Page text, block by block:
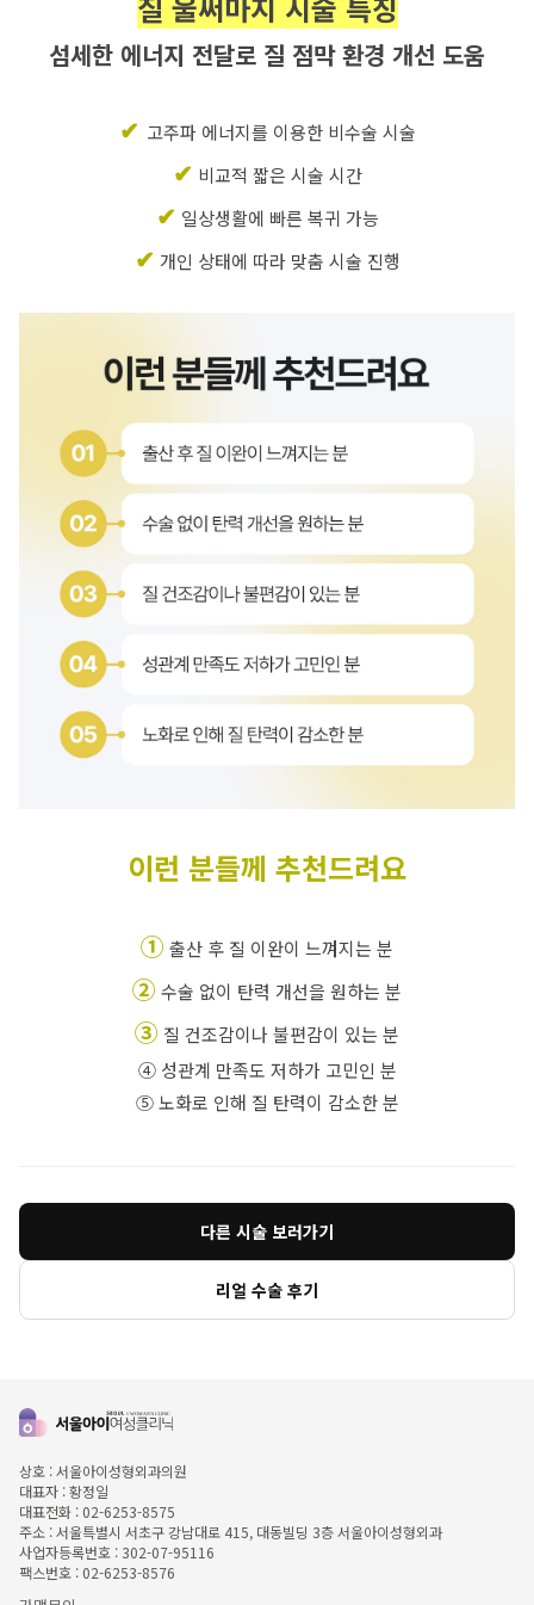
섬세한 에너지 전달로 질 점막 환경 개선 도움
✔ 고주파 에너지를 이용한 비수술 시술
✔ 비교적 짧은 시술 시간
✔ 일상생활에 빠른 복귀 가능
✔ 개인 상태에 따라 맞춤 시술 진행
이런 분들께 추천드려요
① 출산 후 질 이완이 느껴지는 분
② 수술 없이 탄력 개선을 원하는 분
③ 질 건조감이나 불편감이 있는 분
④ 성관계 만족도 저하가 고민인 분
⑤ 노화로 인해 질 탄력이 감소한 분
다른 시술 보러가기
리얼 수술 후기
상호 : 서울아이성형외과의원
대표자 : 황정일
대표전화 : 02-6253-8575
주소 : 서울특별시 서초구 강남대로 415, 대동빌딩 3층 서울아이성형외과
사업자등록번호 : 302-07-95116
팩스번호 : 02-6253-8576